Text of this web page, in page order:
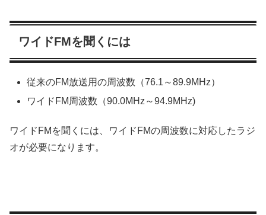
ワイドFMを聞くには
従来のFM放送用の周波数（76.1～89.9MHz）
ワイドFM周波数（90.0MHz～94.9MHz)
ワイドFMを聞くには、ワイドFMの周波数に対応したラジ
オが必要になります。